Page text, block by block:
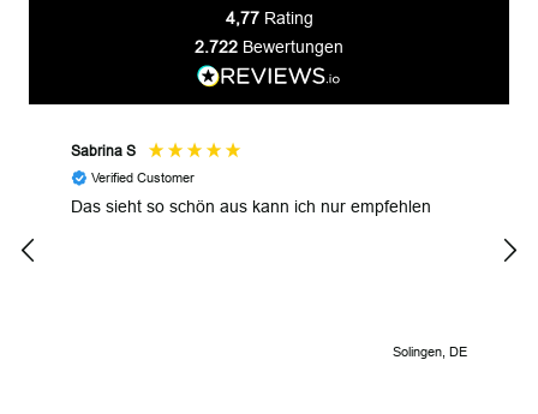
4,77 Rating
2.722 Bewertungen
Sabrina S
Verified Customer
Das sieht so schön aus kann ich nur empfehlen
Solingen, DE